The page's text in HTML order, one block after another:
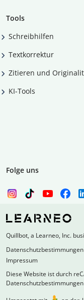
Tools
Schreibhilfen
Textkorrektur
Zitieren und
KI-Tools
Folge uns
Quillbot, a Learneo, Inc.
Datenschutzbestimmungen
Impressum
Diese Website ist durch